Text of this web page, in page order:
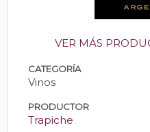
VER MÁS
CATEGORÍA
Vinos
PRODUCTOR
Trapiche